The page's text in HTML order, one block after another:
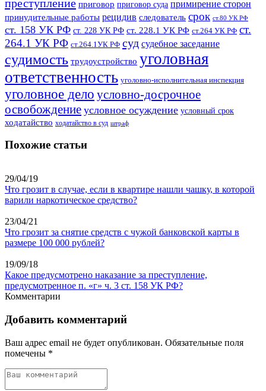
преступление приговор приговор суда примирение сторон
принудительные работы рецидив следователь срок ст.80 УК РФ
ст. 158 УК РФ ст. 228 УК РФ ст. 228.1 УК РФ ст.264 УК РФ ст.
264.1 УК РФ ст.264.1УК РФ суд судебное заседание
судимость трудоустройство уголовная
ответственность уголовно-исполнительная инспекция
уголовное дело условно-досрочное
освобождение условное осуждение условный срок
ходатайство ходатайство в суд штраф
Похожие статьи
29/04/19
Что грозит в случае, если в квартире нашли чашку, в которой
варили наркотическое средство?
23/04/21
Что грозит за снятие средств с чужой банковской карты в
размере 100 000 рублей?
19/09/18
Какое предусмотрено наказание за преступление,
предусмотренное п. «г» ч. 3 ст. 158 УК РФ?
Комментарии
Добавить комментарий
Ваш адрес email не будет опубликован. Обязательные поля
помечены *